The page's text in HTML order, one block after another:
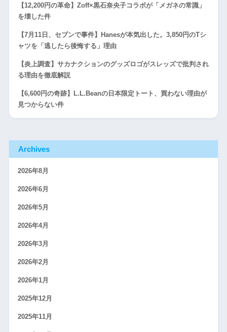
【12,200円の革命】Zoff×黒石奈央子コラボが「メガネの常識」
を壊した件
【7月11日、セブンで事件】Hanesが本気出した。3,850円のTシ
ャツを「逃したら後悔する」理由
【炎上調査】サカナクションのグッズロゴがスレッズで批判され
る理由を徹底解説
【6,600円の奇跡】L.L.Beanの日本限定トート、買わない理由が
見つからない件
Archives
2026年8月
2026年6月
2026年5月
2026年4月
2026年3月
2026年2月
2026年1月
2025年12月
2025年11月